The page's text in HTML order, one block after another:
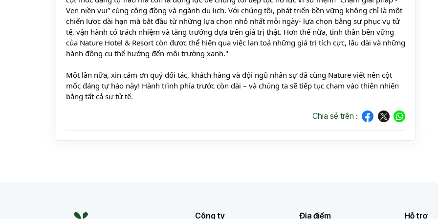
Vẹn niền vui” cùng cộng đồng và ngành du lịch. Với chúng tôi, phát triển bền vững không chỉ là một
chiến lược dài hạn mà bắt đầu từ những lựa chọn nhỏ nhất mỗi ngày- lựa chọn bằng sự phục vụ tử
tế, vận hành có trách nhiệm và tăng trưởng dựa trên giá trị thật. Hơn thế nữa, tinh thần bền vững
của Nature Hotel & Resort còn được thể hiện qua việc lan toả những giá trị tích cực, lâu dài và những
hành động cụ thể hướng đến môi trường xanh."
Một lần nữa, xin cảm ơn quý đối tác, khách hàng và đội ngũ nhân sự đã cùng Nature viết nên cột
mốc đáng tự hào này! Hành trình phía trước còn dài – và chúng ta sẽ tiếp tục chạm vào thiên nhiên
bằng tất cả sự tử tế.
Chia sẻ trên :
Công ty Địa điểm Hỗ trợ